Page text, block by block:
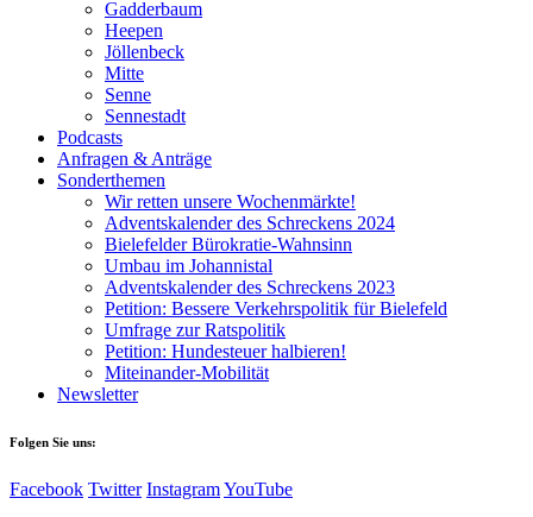
Gadderbaum
Heepen
Jöllenbeck
Mitte
Senne
Sennestadt
Podcasts
Anfragen & Anträge
Sonderthemen
Wir retten unsere Wochenmärkte!
Adventskalender des Schreckens 2024
Bielefelder Bürokratie-Wahnsinn
Umbau im Johannistal
Adventskalender des Schreckens 2023
Petition: Bessere Verkehrspolitik für Bielefeld​​
Umfrage zur Ratspolitik
Petition: Hundesteuer halbieren!
Miteinander-Mobilität
Newsletter
Folgen Sie uns:
Facebook Twitter InstagramYouTube